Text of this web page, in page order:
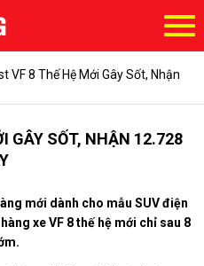
VF 8 Thế Hệ Mới Gây Sốt, Nhận
GÂY SỐT, NHẬN 12.728
mới dành cho mẫu SUV điện
xe VF 8 thế hệ mới chỉ sau 8